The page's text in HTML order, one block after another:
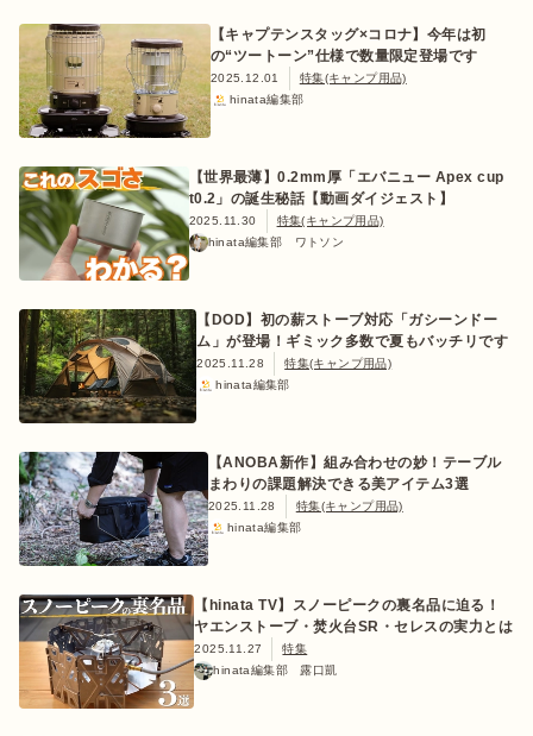
【キャプテンスタッグ×コロナ】今年は初
の“ツートーン”仕様で数量限定登場です
2025.12.01
特集(キャンプ用品)
hinata編集部
【世界最薄】0.2mm厚「エバニュー Apex cup
t0.2」の誕生秘話【動画ダイジェスト】
2025.11.30
特集(キャンプ用品)
hinata編集部 ワトソン
【DOD】初の薪ストーブ対応「ガシーンドー
ム」が登場！ギミック多数で夏もバッチリです
2025.11.28
特集(キャンプ用品)
hinata編集部
【ANOBA新作】組み合わせの妙！テーブル
まわりの課題解決できる美アイテム3選
2025.11.28
特集(キャンプ用品)
hinata編集部
【hinata TV】スノーピークの裏名品に迫る！
ヤエンストーブ・焚火台SR・セレスの実力とは
2025.11.27
特集
hinata編集部 露口凱